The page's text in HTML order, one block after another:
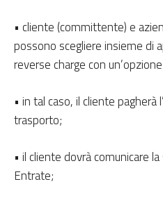
• cliente (committente) e
possono scegliere insieme di
reverse charge con
• in tal caso, il cliente pagherà
trasporto;
• il cliente dovrà comunicare
Entrate;